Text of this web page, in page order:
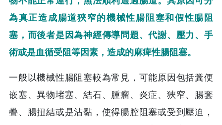
為真正造成腸道狹窄的機械性腸阻塞和假性腸阻
塞，而後者是因為神經傳導問題、代謝、壓力、手
術或是血循受阻等因素，造成的麻痺性腸阻塞。
一般以機械性腸阻塞較為常見，可能原因包括糞便
嵌塞、異物堵塞、結石、腫瘤、炎症、狹窄、腸套
疊、腸扭結或是沾黏，使得腸腔阻塞或受到壓迫，